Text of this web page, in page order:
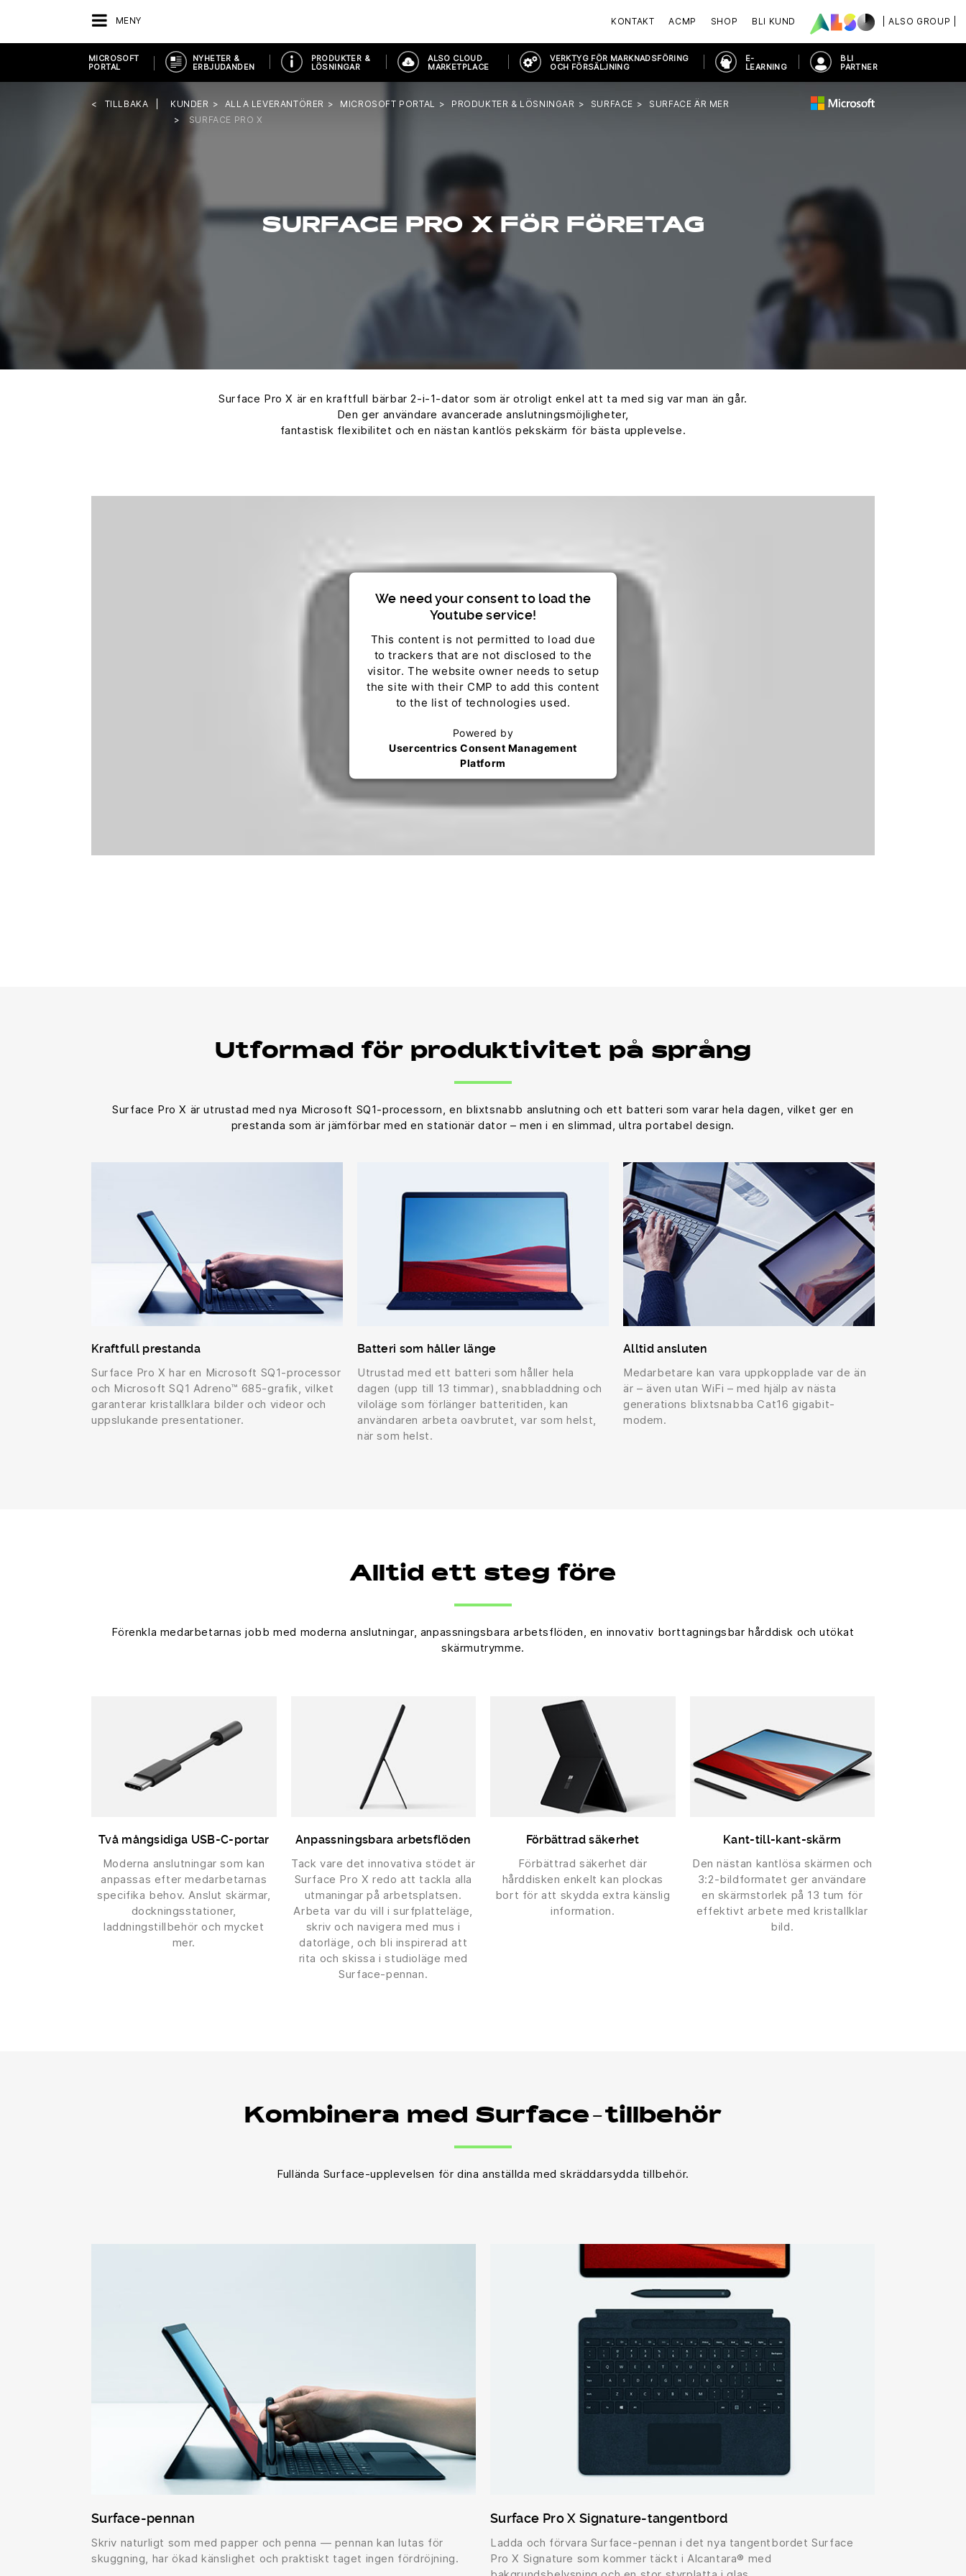
MENY | ALSO GROUP |
KONTAKT ACMP SHOP BLI KUND
MICROSOFT
PORTAL
NYHETER &
ERBJUDANDEN
PRODUKTER &
LÖSNINGAR
ALSO CLOUD
MARKETPLACE
VERKTYG FÖR MARKNADSFÖRING
OCH FÖRSÄLJNING
E-
LEARNING
BLI
PARTNER
TILLBAKA KUNDER ALLA LEVERANTÖRER MICROSOFT PORTAL PRODUKTER & LÖSNINGAR SURFACE
SURFACE ÄR MER
SURFACE PRO X
SURFACE PRO X FÖR FÖRETAG
Surface Pro X är en kraftfull bärbar 2-i-1-dator som är otroligt enkel att ta med sig var man än går.
Den ger användare avancerade anslutningsmöjligheter,
fantastisk flexibilitet och en nästan kantlös pekskärm för bästa upplevelse.
We need your consent to load the
Youtube service!
This content is not permitted to load due
to trackers that are not disclosed to the
visitor. The website owner needs to setup
the site with their CMP to add this content
to the list of technologies used.
Powered by
Usercentrics Consent Management
Platform
Utformad för produktivitet på språng
Surface Pro X är utrustad med nya Microsoft SQ1-processorn, en blixtsnabb anslutning och ett batteri som varar hela dagen, vilket ger en
prestanda som är jämförbar med en stationär dator – men i en slimmad, ultra portabel design.
Kraftfull prestanda
Surface Pro X har en Microsoft SQ1-processor
och Microsoft SQ1 Adreno™ 685-grafik, vilket
garanterar kristallklara bilder och videor och
uppslukande presentationer.
Batteri som håller länge
Utrustad med ett batteri som håller hela
dagen (upp till 13 timmar), snabbladdning och
viloläge som förlänger batteritiden, kan
användaren arbeta oavbrutet, var som helst,
när som helst.
Alltid ansluten
Medarbetare kan vara uppkopplade var de än
är – även utan WiFi – med hjälp av nästa
generations blixtsnabba Cat16 gigabit-
modem.
Alltid ett steg före
Förenkla medarbetarnas jobb med moderna anslutningar, anpassningsbara arbetsflöden, en innovativ borttagningsbar hårddisk och utökat
skärmutrymme.
Två mångsidiga USB-C-portar
Moderna anslutningar som kan
anpassas efter medarbetarnas
specifika behov. Anslut skärmar,
dockningsstationer,
laddningstillbehör och mycket
mer.
Anpassningsbara arbetsflöden
Tack vare det innovativa stödet är
Surface Pro X redo att tackla alla
utmaningar på arbetsplatsen.
Arbeta var du vill i surfplatteläge,
skriv och navigera med mus i
datorläge, och bli inspirerad att
rita och skissa i studioläge med
Surface-pennan.
Förbättrad säkerhet
Förbättrad säkerhet där
hårddisken enkelt kan plockas
bort för att skydda extra känslig
information.
Kant-till-kant-skärm
Den nästan kantlösa skärmen och
3:2-bildformatet ger användare
en skärmstorlek på 13 tum för
effektivt arbete med kristallklar
bild.
Kombinera med Surface-tillbehör
Fullända Surface-upplevelsen för dina anställda med skräddarsydda tillbehör.
Surface-pennan
Skriv naturligt som med papper och penna — pennan kan lutas för
skuggning, har ökad känslighet och praktiskt taget ingen fördröjning.
Surface Pro X Signature-tangentbord
Ladda och förvara Surface-pennan i det nya tangentbordet Surface
Pro X Signature som kommer täckt i Alcantara® med